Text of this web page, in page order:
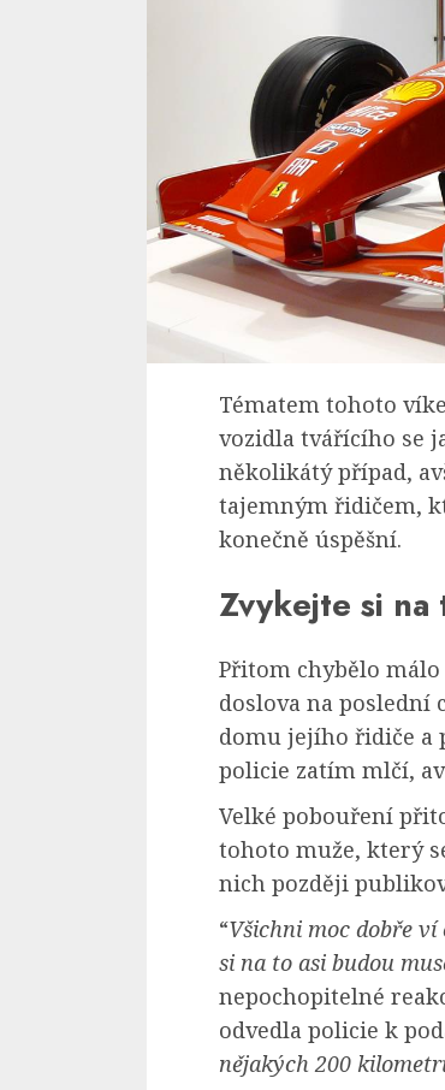
Tématem tohoto
vozidla tvářícího se
několikátý případ,
tajemným řidičem,
konečně úspěšní.
Zvykejte si na
Přitom chybělo
doslova na poslední
domu jejího řidiče a
policie zatím mlčí,
Velké pobouření
tohoto muže, který
nich později
“Všichni moc dobře
si na to asi budou
nepochopitelné
odvedla policie k
nějakých 200